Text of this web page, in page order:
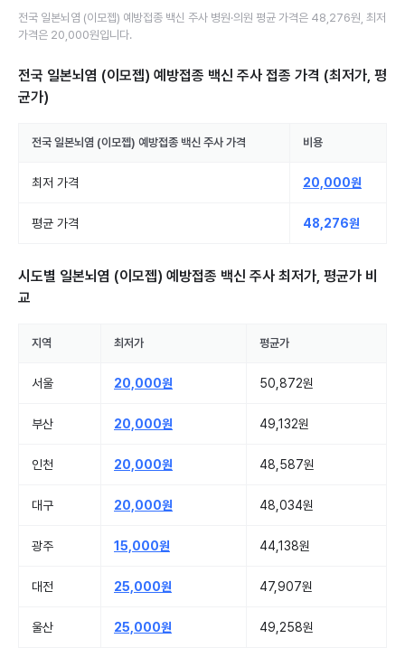
전국 일본뇌염 (이모젭) 예방접종 백신 주사 병원·의원 평균 가격은 48,276원 , 최저
가격은 20,000원입니다.
전국 일본뇌염 (이모젭) 예방접종 백신 주사 접종 가격 (최저가, 평
균가)
전국 일본뇌염 (이모젭) 예방접종 백신 주사 가격 비용
최저 가격 20,000원
평균 가격 48,276원
시도별 일본뇌염 (이모젭) 예방접종 백신 주사 최저가, 평균가 비
교
지역 최저가 평균가
서울 20,000원 50,872원
부산 20,000원 49,132원
인천 20,000원 48,587원
대구 20,000원 48,034원
광주 15,000원 44,138원
대전 25,000원 47,907원
울산 25,000원 49,258원